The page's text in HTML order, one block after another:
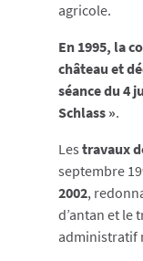
agricole.
En 1995, la
château et
séance du 4
Schlass ».
Les travaux
septembre
2002,
d’antan et le
administratif